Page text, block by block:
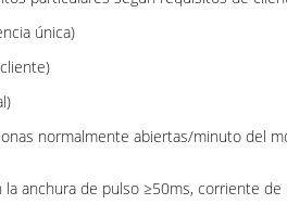
única)
normalmente abiertas/minuto del
anchura de pulso ≥50ms, corriente de